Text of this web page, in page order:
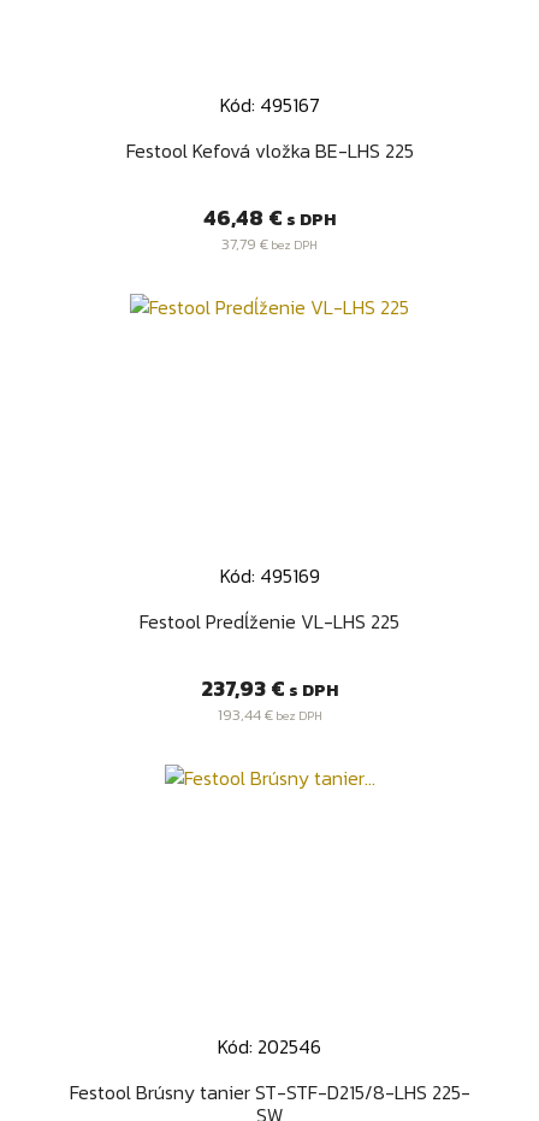
Kód: 495167
Festool Kefová vložka BE-LHS 225
Cena
46,48 € s DPH
37,79 € bez DPH
Kód: 495169
Festool Predĺženie VL-LHS 225
Cena
237,93 € s DPH
193,44 €bez DPH
Kód: 202546
Festool Brúsny tanier ST-STF-D215/8-LHS 225-
SW